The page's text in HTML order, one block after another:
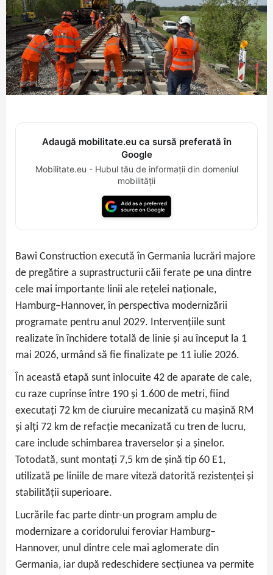
Adaugă mobilitate.eu ca sursă preferată în
Google
Mobilitate.eu - Hubul tău de informații din domeniul
mobilității
Bawi Construction execută în Germania lucrări majore
de pregătire a suprastructurii căii ferate pe una dintre
cele mai importante linii ale rețelei naționale,
Hamburg–Hannover, în perspectiva modernizării
programate pentru anul 2029. Intervențiile sunt
realizate în închidere totală de linie și au început la 1
mai 2026, urmând să fie finalizate pe 11 iulie 2026.
În această etapă sunt înlocuite 42 de aparate de cale,
cu raze cuprinse între 190 și 1.600 de metri, fiind
executați 72 km de ciuruire mecanizată cu mașină RM
și alți 72 km de refacție mecanizată cu tren de lucru,
care include schimbarea traverselor și a șinelor.
Totodată, sunt montați 7,5 km de șină tip 60 E1,
utilizată pe liniile de mare viteză datorită rezistenței și
stabilității superioare.
Lucrările fac parte dintr-un program amplu de
modernizare a coridorului feroviar Hamburg–
Hannover, unul dintre cele mai aglomerate din
Germania, iar după redeschidere secțiunea va permite